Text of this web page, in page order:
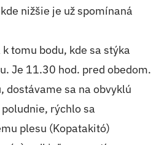
nižšie je už spomínaná
tomu bodu, kde sa stýka
Je 11.30 hod. pred obedom.
dostávame sa na obvyklú
rýchlo sa
plesu (Kopatakitó)